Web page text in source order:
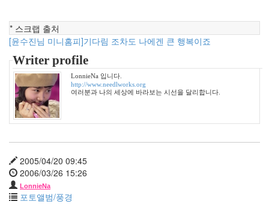
* 스크랩 출처
[윤수진님 미니홈피]기다림 조차도 나에겐 큰 행복이죠
Writer profile
LonnieNa 입니다.
http://www.needlworks.org
여러분과 나의 세상에 바라보는 시선을 달리합니다.
2005/04/20 09:45
2006/03/26 15:26
LonnieNa
포토앨범/풍경
etc
2
web
clips
1
포
토
앨
범
행
14
풍
경